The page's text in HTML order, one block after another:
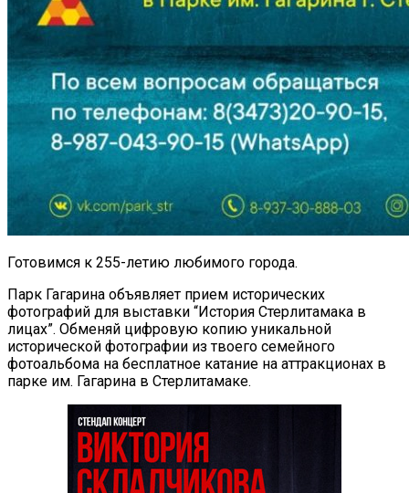
Готовимся к 255-летию любимого города.
Парк Гагарина объявляет прием исторических
фотографий для выставки “История Стерлитамака в
лицах”. Обменяй цифровую копию уникальной
исторической фотографии из твоего семейного
фотоальбома на бесплатное катание на аттракционах в
парке им. Гагарина в Стерлитамаке.